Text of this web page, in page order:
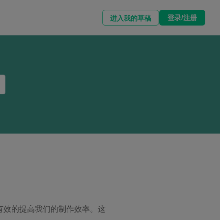
进入我的草稿 登录/注册
的提高我们的制作效率。这